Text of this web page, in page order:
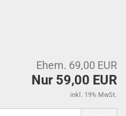
Ehem. 69,00 EUR
Nur 59,00 EUR
inkl. 19% MwSt.